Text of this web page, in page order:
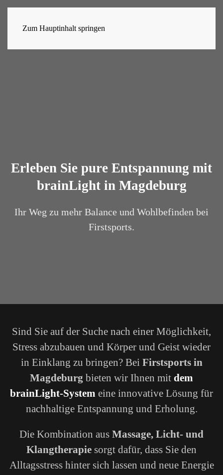
Zum Hauptinhalt springen
Erleben Sie pure Entspannung mit
brainLight in Magdeburg
Ihr Weg zu mehr Balance und Wohlbefinden bei
Firstsports.
Sind Sie auf der Suche nach einer Möglichkeit,
Stress abzubauen und Körper und Geist wieder
in Einklang zu bringen? Bei Firstsports in
Magdeburg bieten wir Ihnen mit dem
brainLight-System eine innovative Lösung für
nachhaltige Entspannung und Erholung.
Die Kombination aus Massage, Licht- und
Klangtherapie sorgt dafür, dass Sie den
Alltagsstress hinter sich lassen und neue Energie